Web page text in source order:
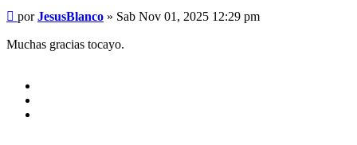
Mensaje
porJesusBlanco » Sab Nov 01, 2025 12:29 pm
Muchas gracias tocayo.